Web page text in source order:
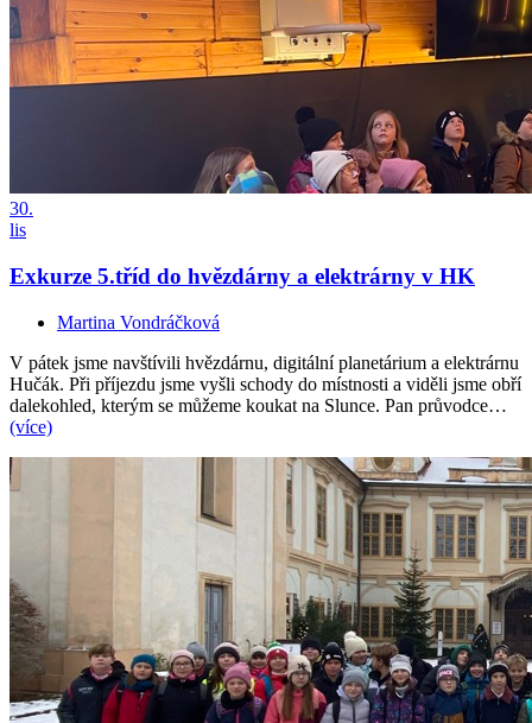
30.
lis
Exkurze 5.tříd do hvězdárny a elektrárny v HK
Martina Vondráčková
V pátek jsme navštívili hvězdárnu, digitální planetárium a elektrárnu
Hučák. Při příjezdu jsme vyšli schody do místnosti a viděli jsme obří
dalekohled, kterým se můžeme koukat na Slunce. Pan průvodce…
(více)